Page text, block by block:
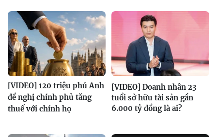
[VIDEO] 120 triệu phú Anh
đề nghị chính phủ tăng
thuế với chính họ
[VIDEO] Doanh nhân 23
tuổi sở hữu tài sản gần
6.000 tỷ đồng là ai?